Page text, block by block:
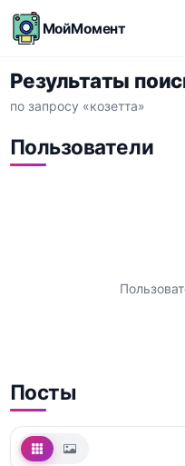
МойМомент
Результаты
по запросу «козетта»
Пользователи
Посты